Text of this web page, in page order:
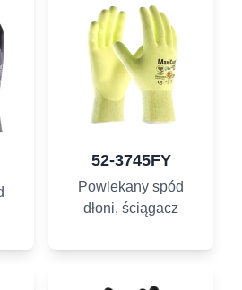
52-3745FY
Powlekany spód
dłoni, ściągacz